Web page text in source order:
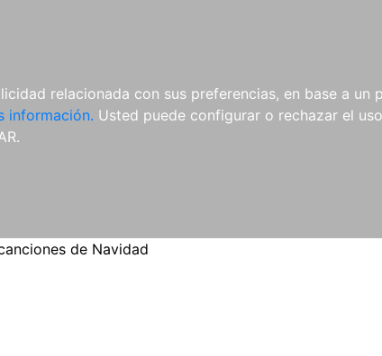
relacionada con sus preferencias, en base a un
información. Usted puede configurar o rechazar el
Y
MATERIAL
COMPLEMENTARIO
NOVEDADES
de Navidad